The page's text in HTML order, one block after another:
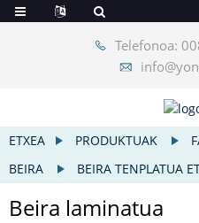
Telefonoa:
ETXEA PRODUKTUAK
BEIRA
BEIRA TENPLATUA
Beira laminatua